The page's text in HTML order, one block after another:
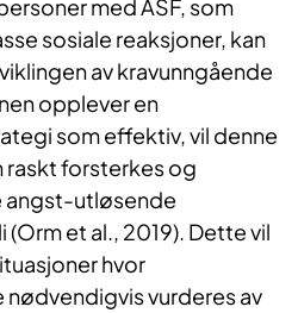
med ASF, som
sosiale reaksjoner, kan
av kravunngående
opplever en
som effektiv, vil denne
forsterkes og
angst-utløsende
et al., 2019). Dette vil
hvor
vurderes av